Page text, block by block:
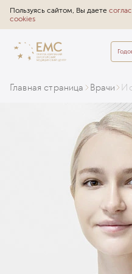
Пользуясь сайтом, Вы даете
cookies
Главная страница Врачи